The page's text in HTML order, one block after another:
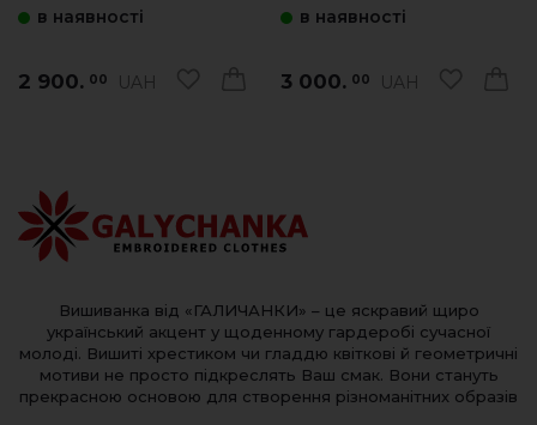
в наявності
2 900. 00 UAH
в наявності
3 000. 00 UAH
Вишиванка від «ГАЛИЧАНКИ» – це яскравий щиро
український акцент у щоденному гардеробі сучасної
молоді. Вишиті хрестиком чи гладдю квіткові й геометричні
мотиви не просто підкреслять Ваш смак. Вони стануть
прекрасною основою для створення різноманітних образів